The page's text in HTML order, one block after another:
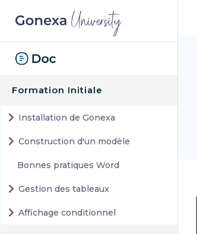
Formation Initiale
Installation de Gonexa
Construction d'un modèle
Bonnes pratiques Word
Gestion des tableaux
Affichage conditionnel